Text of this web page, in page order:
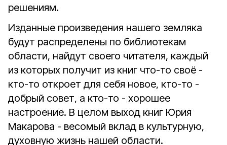
решениям.
Изданные произведения нашего земляка
будут распределены по библиотекам
области, найдут своего читателя, каждый
из которых получит из книг что-то своё -
кто-то откроет для себя новое, кто-то -
добрый совет, а кто-то - хорошее
настроение. В целом выход книг Юрия
Макарова - весомый вклад в культурную,
духовную жизнь нашей области.